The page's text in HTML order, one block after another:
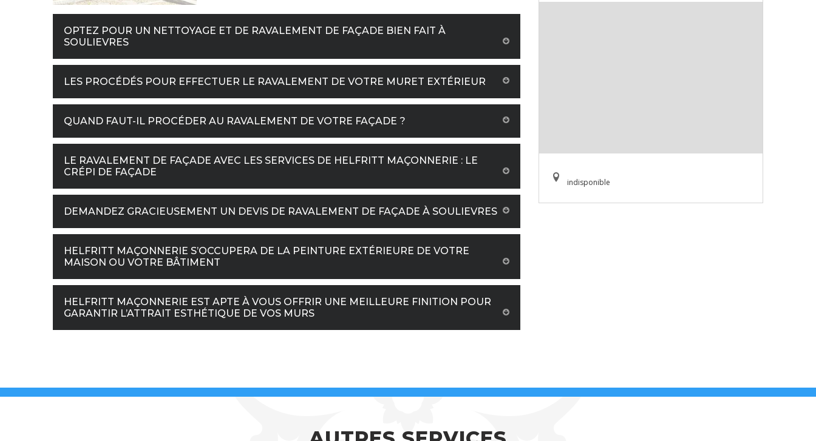
OPTEZ POUR UN NETTOYAGE ET DE RAVALEMENT DE FAÇADE BIEN FAIT À
SOULIEVRES
LES PROCÉDÉS POUR EFFECTUER LE RAVALEMENT DE VOTRE MURET EXTÉRIEUR
QUAND FAUT-IL PROCÉDER AU RAVALEMENT DE VOTRE FAÇADE ?
LE RAVALEMENT DE FAÇADE AVEC LES SERVICES DE HELFRITT MAÇONNERIE : LE
CRÉPI DE FAÇADE
DEMANDEZ GRACIEUSEMENT UN DEVIS DE RAVALEMENT DE FAÇADE À SOULIEVRES
HELFRITT MAÇONNERIE S’OCCUPERA DE LA PEINTURE EXTÉRIEURE DE VOTRE
MAISON OU VOTRE BÂTIMENT
HELFRITT MAÇONNERIE EST APTE À VOUS OFFRIR UNE MEILLEURE FINITION POUR
GARANTIR L’ATTRAIT ESTHÉTIQUE DE VOS MURS
indisponible